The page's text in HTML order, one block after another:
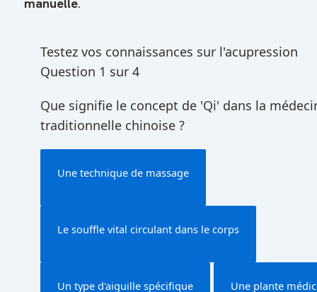
Testez vos connaissances sur l'acupression
Question 1 sur 4
Que signifie le concept de 'Qi' dans la
traditionnelle chinoise ?
Une technique de massage
Le souffle vital circulant dans le corps
Un type d'aiguille spécifique Une plante